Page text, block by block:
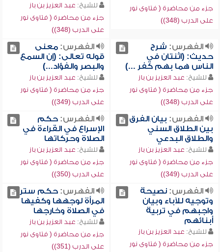
جزء من محاضرة ( فتاوى نور
على الدرب (348))
للشيخ: عبد العزيز بن باز
جزء من محاضرة ( فتاوى نور
على الدرب (348))
الفهرس: شرح
حديث: (اثنتان في
الناس هما بهم كفر ...)
للشيخ: عبد العزيز بن باز
جزء من محاضرة ( فتاوى نور
على الدرب (348))
الفهرس:معنى
قوله تعالى: (إن السمع
والبصر والفؤاد...)
للشيخ: عبد العزيز بن باز
جزء من محاضرة ( فتاوى نور
على الدرب (349))
الفهرس: بيان الفرق
بين الطلاق السني
والطلاق البدعي
للشيخ: عبد العزيز بن باز
جزء من محاضرة ( فتاوى نور
على الدرب (349))
الفهرس:حكم
الإسراع في القراءة في
الصلاة وحركاتها
للشيخ: عبد العزيز بن باز
جزء من محاضرة ( فتاوى نور
على الدرب (350))
الفهرس:نصيحة
وتوجيه للآباء وبيان
واجبهم في تربية
أبنائهم
للشيخ: عبد العزيز بن باز
جزء من محاضرة ( فتاوى نور
الفهرس:حكم ستر
المرأة لوجهها وكفيها
في الصلاة وخارجها
للشيخ: عبد العزيز بن باز
جزء من محاضرة ( فتاوى نور
على الدرب (351))